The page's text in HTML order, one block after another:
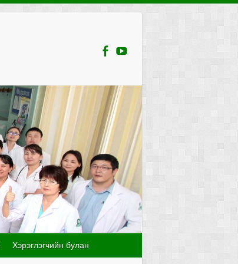
Хэрэглэгчийн булан